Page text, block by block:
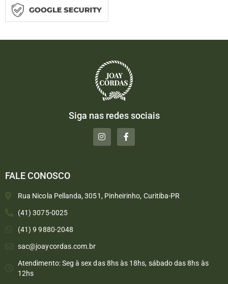
Siga nas redes sociais
FALE CONOSCO
Rua Nicola Pellanda, 3051, Pinheirinho, Curitiba-PR
(41) 3075-0025
(41) 9 9880-2048
sac@joaycordas.com.br
Atendimento: Seg à sex das 8hs às 18hs, sábado das 8hs às
12hs